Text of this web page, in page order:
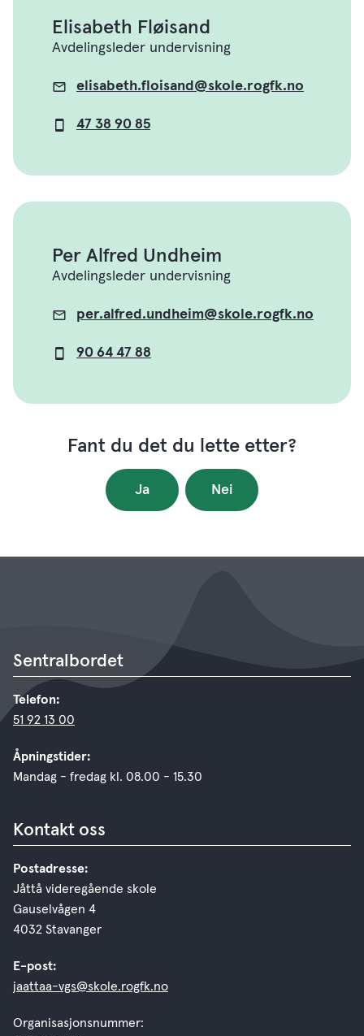
Elisabeth Fløisand
Avdelingsleder undervisning
E-
post
elisabeth.floisand@skole.rogfk.no
Mobil
47 38 90 85
Per Alfred Undheim
Avdelingsleder undervisning
E-
post
per.alfred.undheim@skole.rogfk.no
Mobil
90 64 47 88
Fant du det du lette etter?
Ja Nei
Sentralbordet
Telefon:
51 92 13 00
Åpningstider:
Mandag - fredag kl. 08.00 - 15.30
Kontakt oss
Postadresse:
Jåttå videregående skole
Gauselvågen 4
4032 Stavanger
E-post:
jaattaa-vgs@skole.rogfk.no
Organisasjonsnummer: